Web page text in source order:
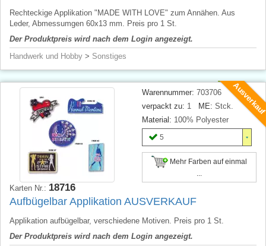
Rechteckige Applikation "MADE WITH LOVE" zum Annähen. Aus
Leder, Abmessumgen 60x13 mm. Preis pro 1 St.
Der Produktpreis wird nach dem Login angezeigt.
Handwerk und Hobby > Sonstiges
Warennummer: 703706
verpackt zu: 1 ME: Stck.
Material: 100% Polyester
5
Mehr Farben auf einmal
Karten Nr.: 18716
Aufbügelbar Applikation AUSVERKAUF
Applikation aufbügelbar, verschiedene Motiven. Preis pro 1 St.
Der Produktpreis wird nach dem Login angezeigt.